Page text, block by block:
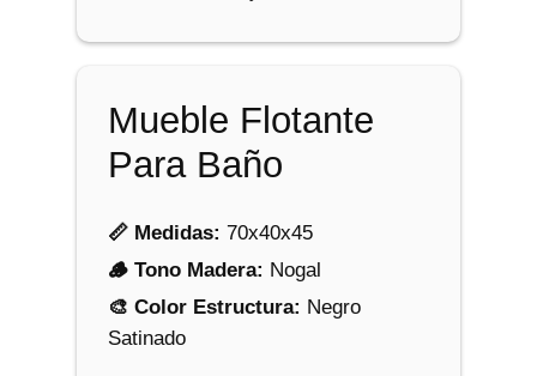
B
ñ
o
a
Mueble Flotante
Para Baño
📏 Medidas: 70x40x45
🪵 Tono Madera: Nogal
🎨 Color Estructura: Negro
Satinado